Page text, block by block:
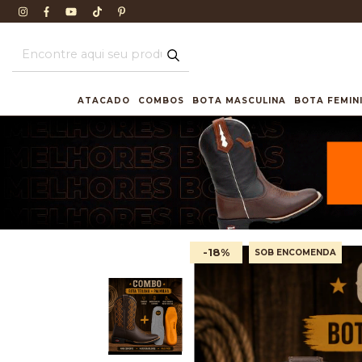
ATACADO COMBOS BOTA MASCULINA BOTA
-18% SOB ENCOMENDA